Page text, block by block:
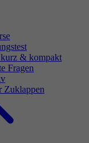
& kompakt
Fragen
Zuklappen